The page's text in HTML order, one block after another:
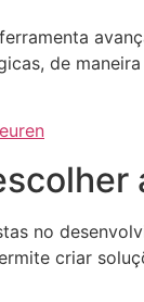
de
no
criar